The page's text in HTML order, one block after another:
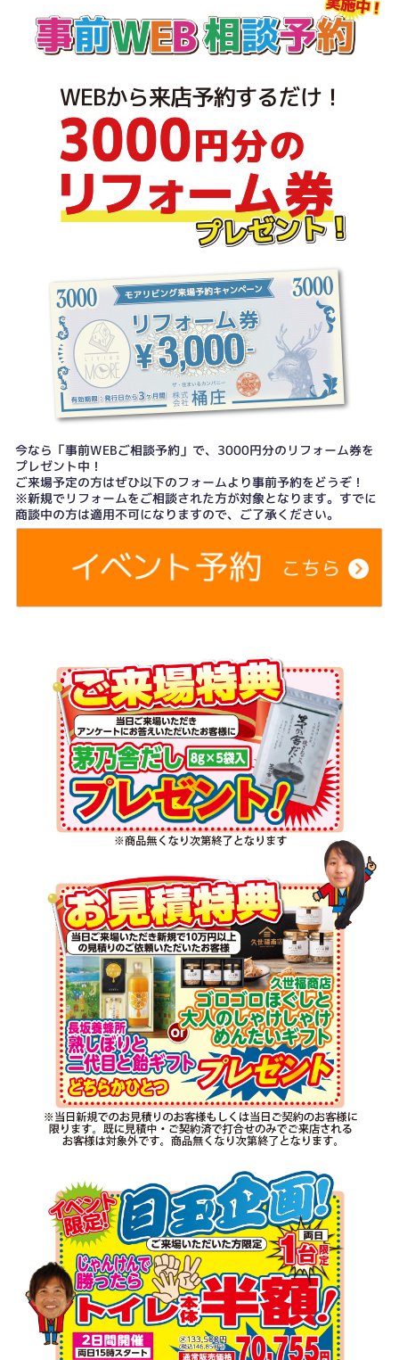
今なら「事前WEBご相談予約」で、3000円分のリフォーム券を
プレゼント中！
ご来場予定の方はぜひ以下のフォームより事前予約をどうぞ！
※新規でリフォームをご相談された方が対象となります。すでに
商談中の方は適用不可になりますので、ご了承ください。